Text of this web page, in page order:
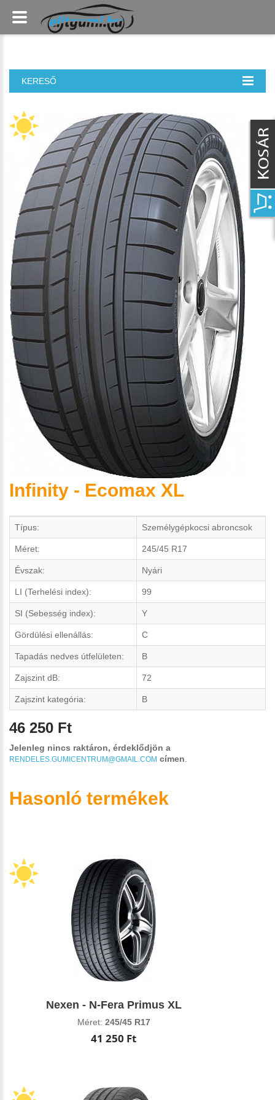
KERESŐ
Infinity - Ecomax XL
Típus: Személygépkocsi abroncsok
Méret: 245/45 R17
Évszak: Nyári
LI (Terhelési index): 99
SI (Sebesség index): Y
Gördülési ellenállás: C
Tapadás nedves útfelületen: B
Zajszint dB: 72
Zajszint kategória: B
46 250 Ft
Jelenleg nincs raktáron, érdeklődjön a
RENDELES.GUMICENTRUM@GMAIL.COM címen
Hasonló termékek
Nexen - N-Fera Primus XL
Méret: 245/45 R17
41 250 Ft